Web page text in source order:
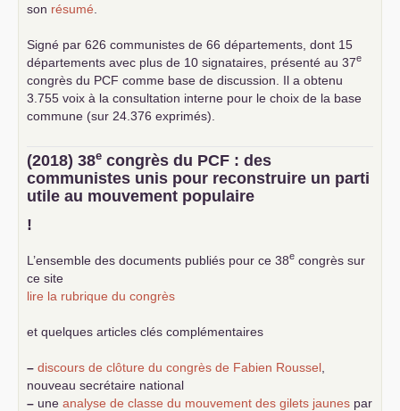
son résumé
Signé par 626 communistes de 66 départements, dont 15
départements avec plus de 10 signataires, présenté au 37e
congrès du PCF comme base de discussion. Il a obtenu
3.755 voix à la consultation interne pour le choix de la base
commune (sur 24.376 exprimés).
(2018) 38e congrès du PCF : des
communistes unis pour reconstruire un parti
utile au mouvement populaire
!
L’ensemble des documents publiés pour ce 38e congrès sur
ce site
lire la rubrique du congrès
et quelques articles clés complémentaires
– discours de clôture du congrès de Fabien Roussel
nouveau secrétaire national
– une analyse de classe du mouvement des gilets jaunes par